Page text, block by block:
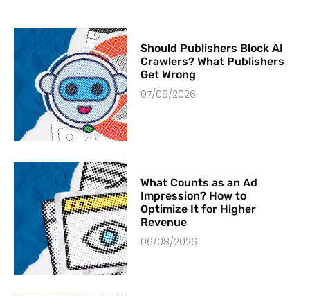
Should Publishers Block AI
Crawlers? What Publishers
Get Wrong
07/08/2026
What Counts as an Ad
Impression? How to
Optimize It for Higher
Revenue
06/08/2026